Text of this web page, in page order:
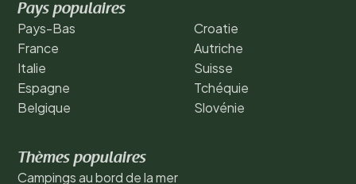
Pays populaires
Pays-Bas
France
Italie
Espagne
Belgique
Croatie
Autriche
Suisse
Tchéquie
Slovénie
Thèmes populaires
Campings au bord de la mer